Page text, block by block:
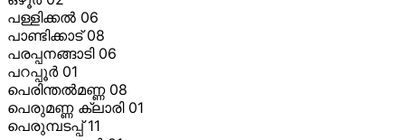
പള്ളിക്കല് 06
പാണ്ടിക്കാട് 08
പരപ്പനങ്ങാടി 06
പറപ്പൂര്01
പെരിന്തല്മണ്ണ 08
പെരുമണ്ണ ക്ലാരി 01
പെരുമ്പടപ്പ് 11